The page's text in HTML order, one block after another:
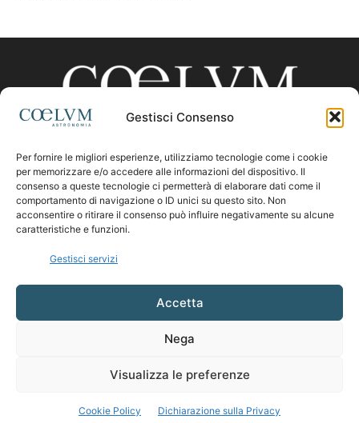
Gestisci Consenso
Per fornire le migliori esperienze, utilizziamo tecnologie come i cookie
per memorizzare e/o accedere alle informazioni del dispositivo. Il
consenso a queste tecnologie ci permetterà di elaborare dati come il
comportamento di navigazione o ID unici su questo sito. Non
acconsentire o ritirare il consenso può influire negativamente su alcune
caratteristiche e funzioni.
Gestisci servizi
Accetta
Nega
Visualizza le preferenze
Cookie Policy Dichiarazione sulla Privacy
CHI SIAMO
Contattaci:coelumastro@coelum.com